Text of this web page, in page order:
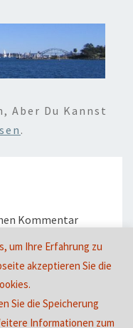
Aber Du Kannst
.
Kommentar
|Theme:Nisarg
um Ihre Erfahrung zu
akzeptieren Sie die
Sie die Speicherung
Informationen zum